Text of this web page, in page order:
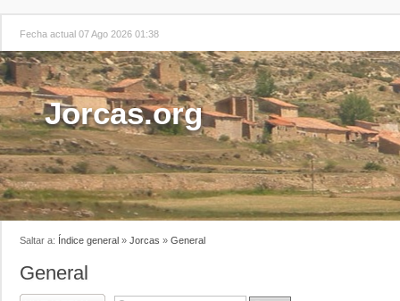
Fecha actual 07 Ago 2026 01:38
Jorcas.org
Saltar a: Índice general » Jorcas » General
General